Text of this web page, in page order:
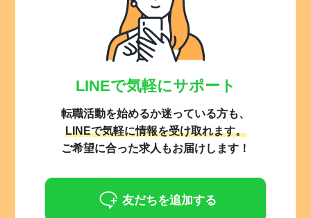
LINEで気軽にサポート
転職活動を始めるか迷っている方も、
LINEで気軽に情報を受け取れます。
ご希望に合った求人もお届けします！
友だちを追加する